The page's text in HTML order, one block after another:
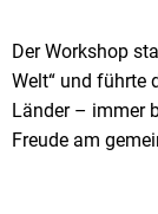
Der Workshop
Welt“ und führte
Länder – immer
Freude am